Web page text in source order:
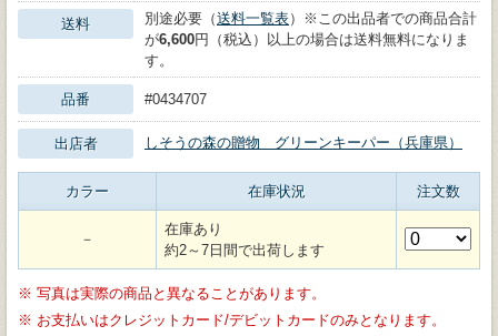
送料 別途必要（送料一覧表）※この出品者での商品合計
が6,600円（税込）以上の場合は送料無料になりま
す。
品番 #0434707
出店者 しそうの森の贈物 グリーンキーパー（兵庫県）
カラー 在庫状況 注文数
－
在庫あり
約2～7日間で出荷します
※ 写真は実際の商品と異なることがあります。
※ お支払いはクレジットカード/デビットカードのみとなります。